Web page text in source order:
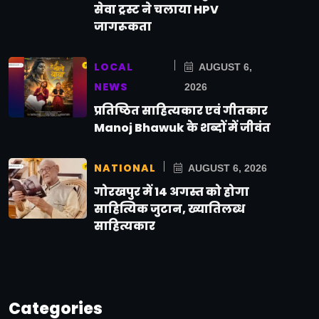
सेवा ट्रस्ट ने चलाया HPV
जागरूकता
LOCAL
NEWS
AUGUST 6,
2026
प्रतिष्ठित साहित्यकार एवं गीतकार
Manoj Bhawuk के शब्दों में जीवंत
NATIONAL AUGUST 6, 2026
गोरखपुर में 14 अगस्त को होगा
साहित्यिक जुटान, ख्यातिलब्ध
साहित्यकार
Categories